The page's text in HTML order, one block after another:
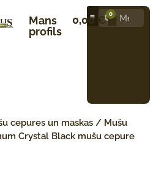
Mans
profils
0,00 € 0
cepures un maskas / Mušu
Crystal Black mušu cepure